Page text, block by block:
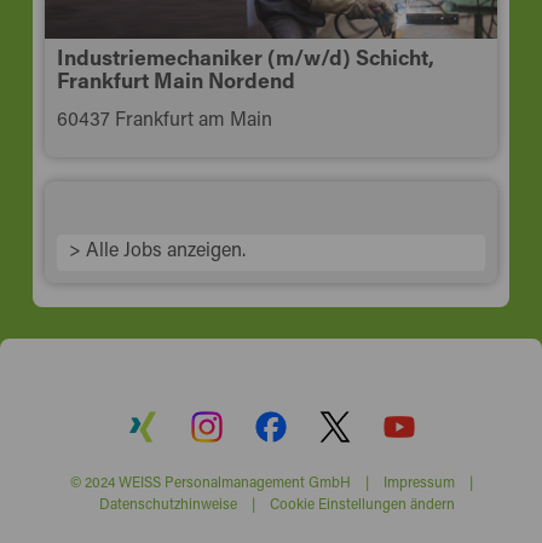
Industriemechaniker (m/w/d) Schicht,
Frankfurt Main Nordend
60437 Frankfurt am Main
> Alle Jobs anzeigen.
© 2024 WEISS Personalmanagement GmbH | Impressum|
Datenschutzhinweise| Cookie Einstellungen ändern